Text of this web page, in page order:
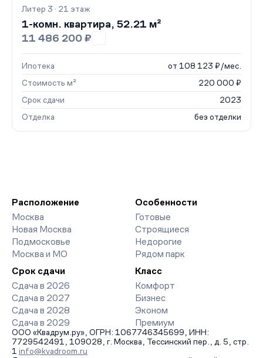
Литер 3 · 21 этаж
1-комн. квартира, 52.21 м²
11 486 200 ₽
Ипотека
от 108 123 ₽/мес.
Стоимость м²
220 000 ₽
Срок сдачи
2023
Отделка
без отделки
Расположение
Москва
Новая Москва
Подмосковье
Москва и МО
Особенности
Готовые
Строящиеся
Недорогие
Рядом парк
Срок сдачи
Сдача в 2026
Сдача в 2027
Сдача в 2028
Сдача в 2029
Класс
Комфорт
Бизнес
Эконом
Премиум
ООО «Квадрум.ру», ОГРН: 1067746345699, ИНН:
7729542491, 109028, г. Москва, Тессинский пер., д. 5, стр.
1 info@kvadroom.ru